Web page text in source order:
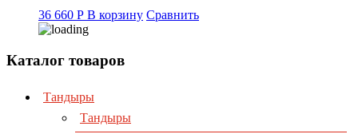
36 660 Р В корзину Сравнить
Каталог товаров
Тандыры
Тандыры